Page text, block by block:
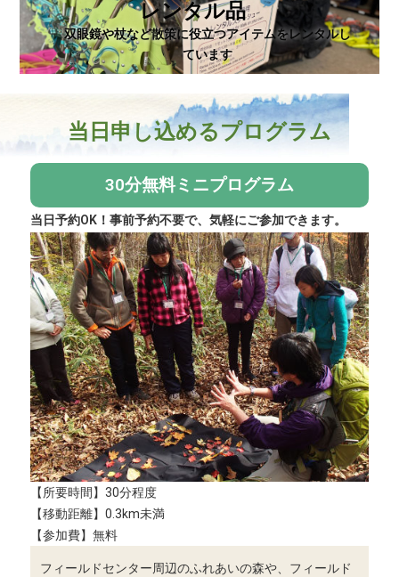
レンタル品
双眼鏡や杖など散策に役立つアイテムをレンタルし
ています
当日申し込めるプログラム
30分無料ミニプログラム
当日予約OK！事前予約不要で、気軽にご参加できます。
【所要時間】30分程度
【移動距離】0.3km未満
【参加費】無料
フィールドセンター周辺のふれあいの森や、フィールド